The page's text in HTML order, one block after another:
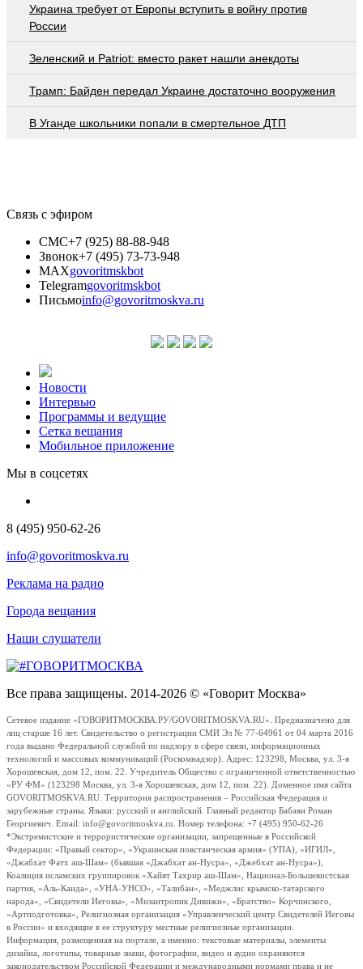
Украина требует от Европы вступить в войну против
России
Зеленский и Patriot: вместо ракет нашли анекдоты
Трамп: Байден передал Украине достаточно вооружения
В Уганде школьники попали в смертельное ДТП
Связь с эфиром
СМС+7 (925) 88-88-948
Звонок+7 (495) 73-73-948
MAXgovoritmskbot
Telegramgovoritmskbot
Письмоinfo@govoritmoskva.ru
Новости
Интервью
Программы и ведущие
Сетка вещания
Мобильное приложение
Мы в соцсетях
8 (495) 950-62-26
info@govoritmoskva.ru
Реклама на радио
Города вещания
Наши слушатели
Все права защищены. 2014-2026 © «Говорит Москва»
Сетевое издание «ГОВОРИТМОСКВА.РУ/GOVORITMOSKVA.RU». Предназначено для
лиц старше 16 лет. Свидетельство о регистрации СМИ Эл № 77-64961 от 04 марта 2016
года выдано Федеральной службой по надзору в сфере связи, информационных
технологий и массовых коммуникаций (Роскомнадзор). Адрес: 123298, Москва, ул. 3-я
Хорошевская, дом 12, пом. 22. Учредитель Общество с ограниченной ответственностью
«РУ ФМ» (123298 Москва, ул. 3-я Хорошевская, дом 12, пом. 22). Доменное имя сайта
GOVORITMOSKVA.RU. Территория распространения – Российская Федерация и
зарубежные страны. Языки: русский и английский. Главный редактор Бабаян Роман
Георгиевич. Email: info@govoritmoskva.ru. Номер телефона: +7 (495) 950-62-26
*Экстремистские и террористические организации, запрещенные в Российской
Федерации: «Правый сектор», «Украинская повстанческая армия» (УПА), «ИГИЛ»,
«Джабхат Фатх аш-Шам» (бывшая «Джабхат ан-Нусра», «Джебхат ан-Нусра»),
Коалиция исламских группировок «Хайят Тахрир аш-Шам», Национал-Большевистская
партия, «Аль-Каида», «УНА-УНСО», «Талибан», «Меджлис крымско-татарского
народа», «Свидетели Иеговы», «Мизантропик Дивижн», «Братство» Корчинского,
«Артподготовка», Религиозная организация «Управленческий центр Свидетелей Иеговы
в России» и входящие в ее структуру местные религиозные организации.
Информация, размещенная на портале, а именно: текстовые материалы, элементы
дизайна, логотипы, товарные знаки, фотографии, видео и аудио охраняются
законодательством Российской Федерации и международными нормами права и не